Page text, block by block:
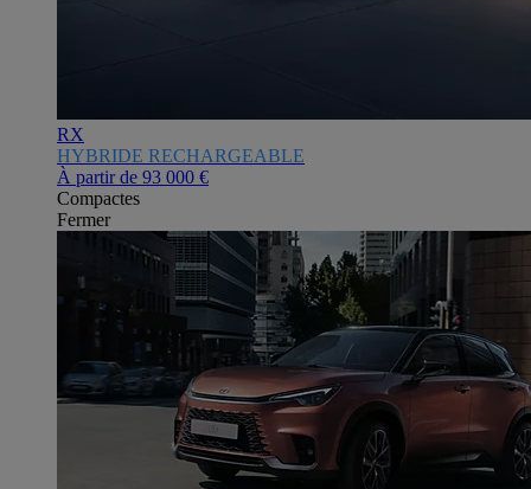
RX
HYBRIDE RECHARGEABLE
À partir de 93 000 €
Compactes
Fermer